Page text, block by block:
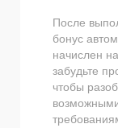
После
бонус
начислен
забудьте
чтобы